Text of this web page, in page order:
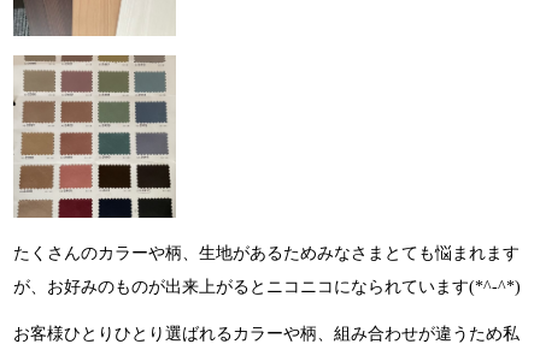
たくさんのカラーや柄、生地があるためみなさまとても悩まれます
が、お好みのものが出来上がるとニコニコになられています(*^-^*)
お客様ひとりひとり選ばれるカラーや柄、組み合わせが違うため私